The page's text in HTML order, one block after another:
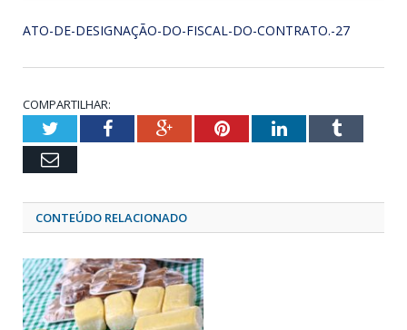
ATO-DE-DESIGNAÇÃO-DO-FISCAL-DO-CONTRATO.-27
COMPARTILHAR:
TwitterFacebookGoogle+PinterestLinkedInTumblr
Email
CONTEÚDO RELACIONADO